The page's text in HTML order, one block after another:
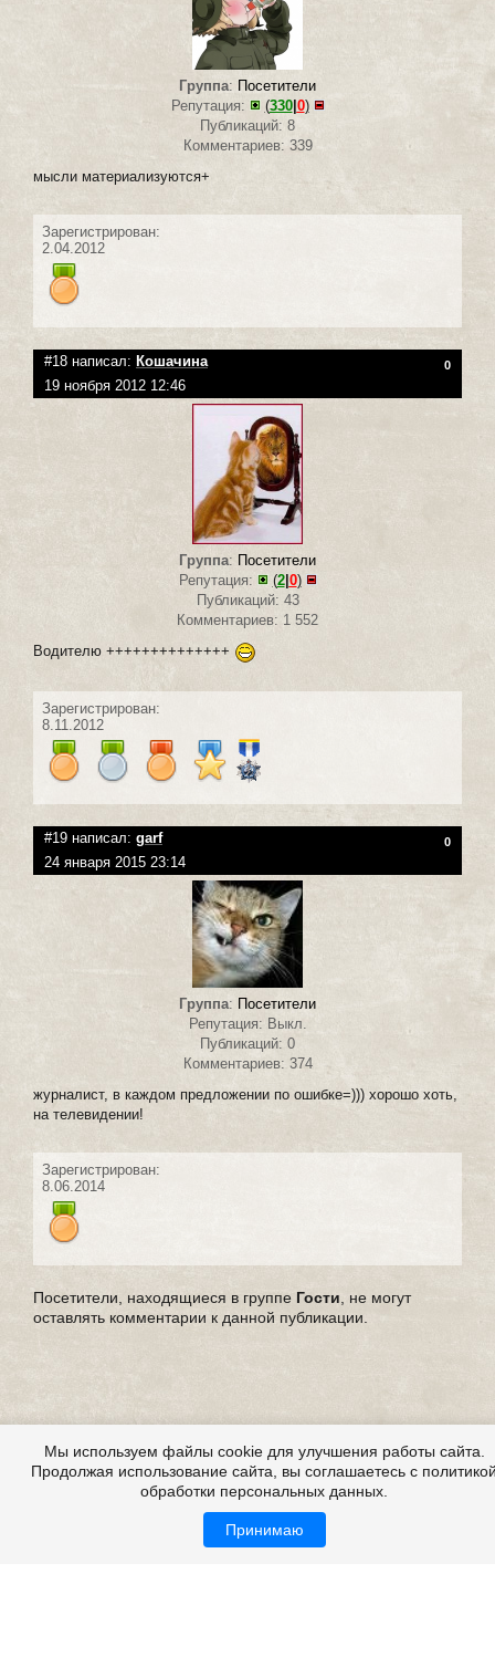
Группа: Посетители
Репутация:
(330| 0)
Публикаций: 8
Комментариев: 339
мысли материализуются+
Зарегистрирован:
2.04.2012
#18 написал: Кошачина 0
19 ноября 2012 12:46
Группа: Посетители
Репутация:
(2| 0)
Публикаций: 43
Комментариев: 1 552
Водителю ++++++++++++++
Зарегистрирован:
8.11.2012
#19 написал: garf 0
24 января 2015 23:14
Группа: Посетители
Репутация: Выкл.
Публикаций: 0
Комментариев: 374
журналист, в каждом предложении по ошибке=))) хорошо хоть,
на телевидении!
Зарегистрирован:
8.06.2014
Посетители, находящиеся в группе Гости , не могут
оставлять комментарии к данной публикации.
Мы используем файлы cookie для улучшения работы сайта.
Продолжая использование сайта, вы соглашаетесь с
обработки персональных данных.
Принимаю